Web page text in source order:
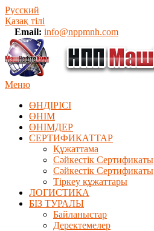
Русский
Қазақ тілі
Email: info@nppmnh.com
Меню
ӨНДІРІСІ
ӨНІМ
ӨHIМДЕР
СЕРТИФИКАТТАР
Құжаттама
Сәйкестік Сертификаты
Сәйкестік Сертификаты
Тіркеу құжаттары
ЛОГИСТИКА
БІЗ ТУРАЛЫ
Байланыстар
Деректемелер